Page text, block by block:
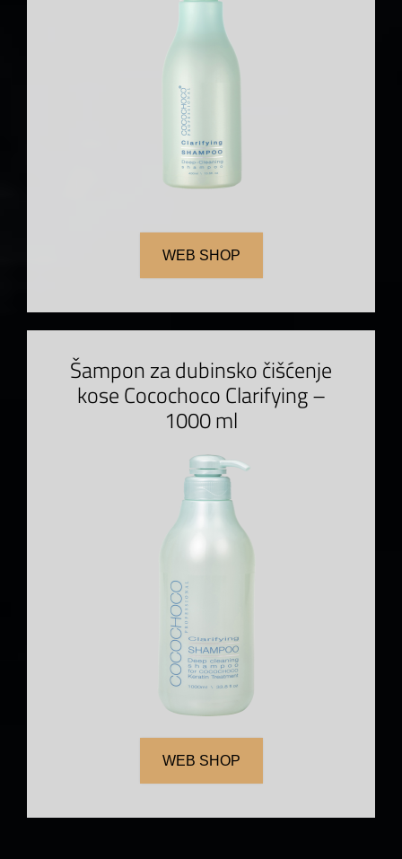
WEB SHOP
Šampon za dubinsko čišćenje
kose Cocochoco Clarifying –
1000 ml
WEB SHOP